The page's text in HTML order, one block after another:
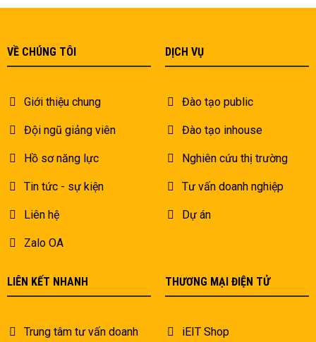
VỀ CHÚNG TÔI
Giới thiệu chung
Đội ngũ giảng viên
Hồ sơ năng lực
Tin tức - sự kiện
Liên hệ
Zalo OA
DỊCH VỤ
Đào tạo public
Đào tạo inhouse
Nghiên cứu thị trường
Tư vấn doanh nghiệp
Dự án
LIÊN KẾT NHANH
Trung tâm tư vấn doanh
THƯƠNG MẠI ĐIỆN TỬ
iEIT Shop